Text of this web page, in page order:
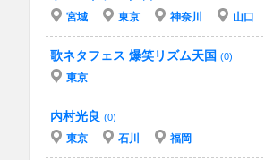
宮城 東京 神奈川 山口
歌ネタフェス 爆笑リズム天国 (0)
東京
内村光良 (0)
東京 石川 福岡